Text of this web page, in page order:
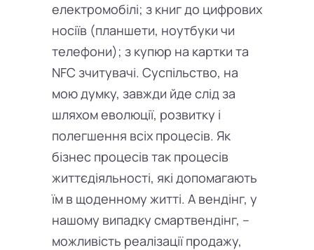
електромобілі; з книг до цифрових
носіїв (планшети, ноутбуки чи
телефони); з купюр на картки та
NFC зчитувачі. Суспільство, на
мою думку, завжди йде слід за
шляхом еволюції, розвитку і
полегшення всіх процесів. Як
бізнес процесів так процесів
життєдіяльності, які допомагають
їм в щоденному житті. А вендінг, у
нашому випадку смартвендінг, –
можливість реалізації продажу,